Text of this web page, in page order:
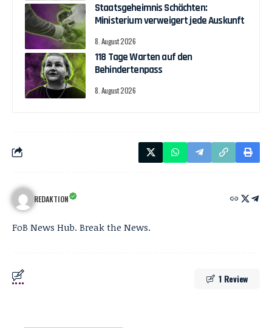
Staatsgeheimnis Schächten:
Ministerium verweigert jede Auskunft
8. August 2026
118 Tage Warten auf den
Behindertenpass
8. August 2026
REDAKTION
FoB News Hub. Break the News.
1 Review